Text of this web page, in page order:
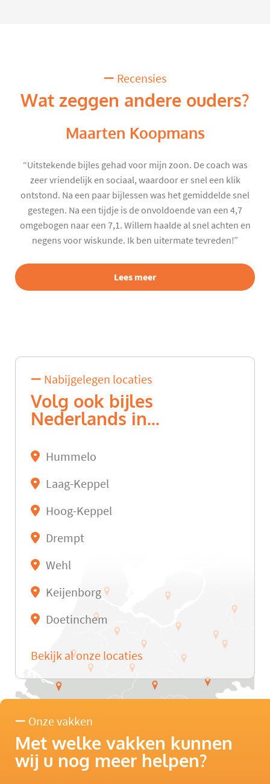
Recensies
Wat zeggen andere ouders?
Maarten Koopmans
“Uitstekende bijles gehad voor mijn zoon. De coach was
zeer vriendelijk en sociaal, waardoor er snel een klik
ontstond. Na een paar bijlessen was het gemiddelde snel
gestegen. Na een tijdje is de onvoldoende van een 4,7
omgebogen naar een 7,1. Willem haalde al snel achten en
negens voor wiskunde. Ik ben uitermate tevreden!”
Lees meer
Nabijgelegen locaties
Volg ook bijles
Nederlands in...
Hummelo
Laag-Keppel
Hoog-Keppel
Drempt
Wehl
Keijenborg
Doetinchem
Bekijk al onze locaties
Onze vakken
Met welke vakken kunnen
wij u nog meer helpen?